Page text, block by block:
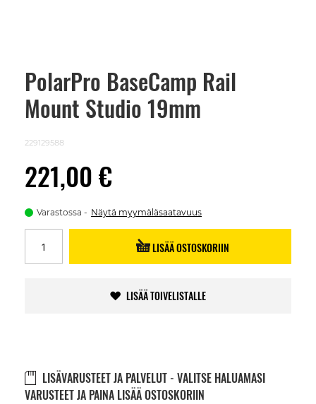
PolarPro BaseCamp Rail
Mount Studio 19mm
229129588
221,00 €
Varastossa Näytä myymäläsaatavuus
LISÄÄ OSTOSKORIIN
LISÄÄ TOIVELISTALLE
LISÄVARUSTEET JA PALVELUT - VALITSE HALUAMASI
VARUSTEET JA PAINA LISÄÄ OSTOSKORIIN
Skip
beginning
images